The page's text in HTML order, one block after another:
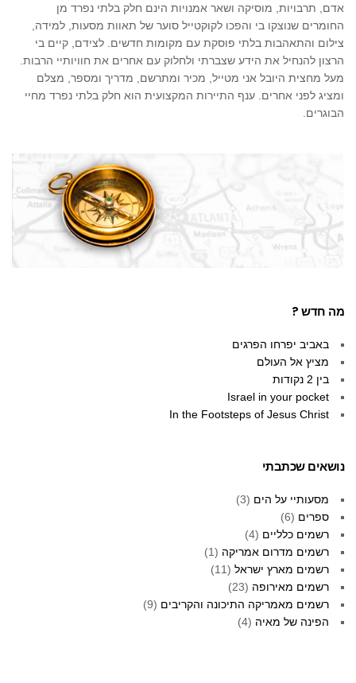
אדם, תרבויות, מוסיקה ושאר אמנויות הינם חלק בלתי נפרד מן
החומרים שנוצקו בי והפכו לקוקטייל סוער של תאוות מסעות, למידה,
צילום והתאהבות בלתי פוסקת עם מקומות חדשים. לצידם, קיים בי
הרצון להנחיל את הידע שצברתי ולחלוק עם אחרים את חוויותיי הרבות.
מעל מחצית היובל אני מטייל, מכיר ומתרשם, מדריך ומספר, מצלם
ומציג לפני אחרים. ענף התיירות המקצועית הוא חלק בלתי נפרד מחיי
הבוגרים.
מה חדש ?
באביב יפרחו הפרגים
מציץ אל העולם
בין 2 נקודות
Israel in your pocket
In the Footsteps of Jesus Christ
נושאים שכתבתי
מסעותיי על הים (3)
ספרים (6)
רשמים כלליים (4)
רשמים מדרום אמריקה (1)
רשמים מארץ ישראל (11)
רשמים מאירופה (23)
רשמים מאמריקה התיכונה והקריבים (9)
הפינה של מאיה (4)